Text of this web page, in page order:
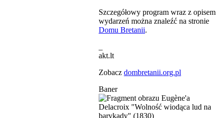
Szczegółowy program wraz z opisem
wydarzeń można znaleźć na stronie
Domu Bretanii.
akt.lt
Zobacz dombretanii.org.pl
Baner